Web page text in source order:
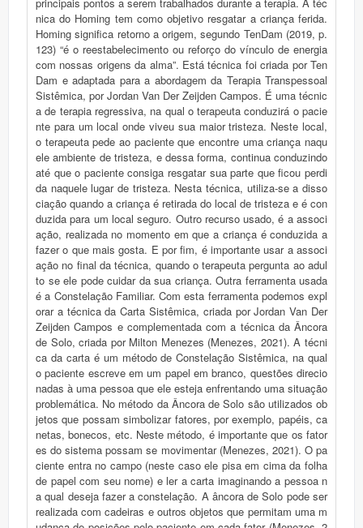
nica do Homing tem como objetivo resgatar a criança ferida.
Homing significa retorno a origem, segundo TenDam (2019, p.
123) “é o reestabelecimento ou reforço do vínculo de energia
com nossas origens da alma”. Está técnica foi criada por Ten
Dam e adaptada para a abordagem da Terapia Transpessoal
Sistêmica, por Jordan Van Der Zeijden Campos. É uma técnic
a de terapia regressiva, na qual o terapeuta conduzirá o pacie
nte para um local onde viveu sua maior tristeza. Neste local,
o terapeuta pede ao paciente que encontre uma criança naqu
ele ambiente de tristeza, e dessa forma, continua conduzindo
até que o paciente consiga resgatar sua parte que ficou perdi
da naquele lugar de tristeza. Nesta técnica, utiliza-se a disso
ciação quando a criança é retirada do local de tristeza e é con
duzida para um local seguro. Outro recurso usado, é a associ
ação, realizada no momento em que a criança é conduzida a
fazer o que mais gosta. E por fim, é importante usar a associ
ação no final da técnica, quando o terapeuta pergunta ao adul
to se ele pode cuidar da sua criança. Outra ferramenta usada
é a Constelação Familiar. Com esta ferramenta podemos expl
orar a técnica da Carta Sistêmica, criada por Jordan Van Der
Zeijden Campos e complementada com a técnica da Âncora
de Solo, criada por Milton Menezes (Menezes, 2021). A técni
ca da carta é um método de Constelação Sistêmica, na qual
o paciente escreve em um papel em branco, questões direcio
nadas à uma pessoa que ele esteja enfrentando uma situação
problemática. No método da Âncora de Solo são utilizados ob
jetos que possam simbolizar fatores, por exemplo, papéis, ca
netas, bonecos, etc. Neste método, é importante que os fator
es do sistema possam se movimentar (Menezes, 2021). O pa
ciente entra no campo (neste caso ele pisa em cima da folha
de papel com seu nome) e ler a carta imaginando a pessoa n
a qual deseja fazer a constelação. A âncora de Solo pode ser
realizada com cadeiras e outros objetos que permitam uma m